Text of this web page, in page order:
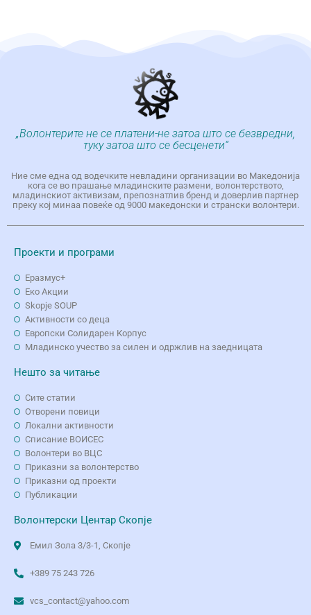
„Волонтерите не се платени-не затоа што се безвредни,
туку затоа што се бесценети“
Ние сме една од водечките невладини организации во Македонија
кога се во прашање младинските размени, волонтерството,
младинскиот активизам, препознатлив бренд и доверлив партнер
преку кој минаа повеќе од 9000 македонски и странски волонтери.
Проекти и програми
Еразмус+
Еко Aкции
Skopje SOUP
Активности со деца
Европски Солидарен Корпус
Младинско учество за силен и одржлив на заедницата
Нешто за читање
Сите статии
Отворени повици
Локални активности
Списание ВОИСЕС
Волонтери во ВЦС
Приказни за волонтерство
Приказни од проекти
Публикации
Волонтерски Центар Скопје
Емил Зола 3/3-1, Скопје
+389 75 243 726
vcs_contact@yahoo.com